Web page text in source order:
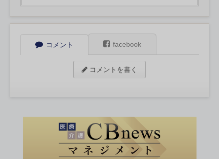
コメント facebook
コメントを書く